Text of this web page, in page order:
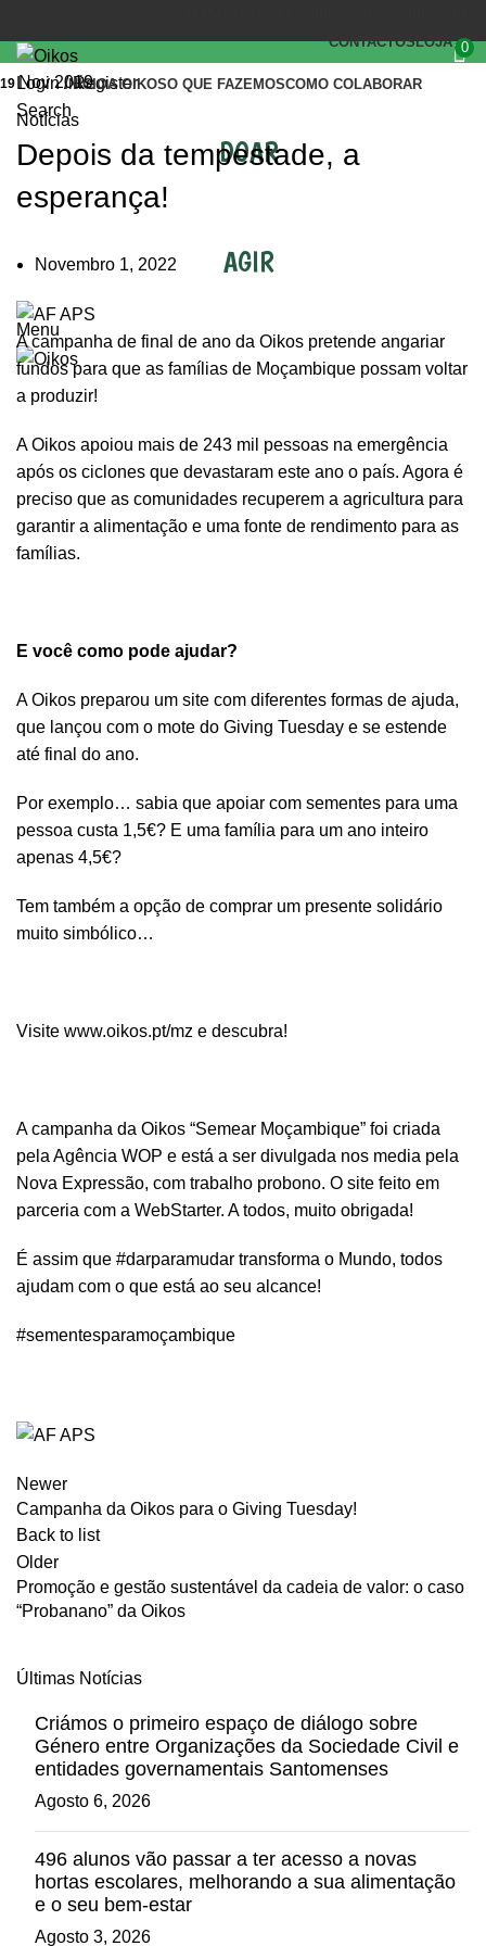
CONTACTOSLOJA 0
Login / Register
Search
INÍCIOA OIKOSO QUE FAZEMOSCOMO COLABORAR
DOAR
AGIR
Menu
Notícias
Depois da tempestade, a
esperança!
Novembro 1, 2022
19 Nov 2019
A campanha de final de ano da Oikos pretende angariar
fundos para que as famílias de Moçambique possam voltar
a produzir!
A Oikos apoiou mais de 243 mil pessoas na emergência
após os ciclones que devastaram este ano o país. Agora é
preciso que as comunidades recuperem a agricultura para
garantir a alimentação e uma fonte de rendimento para as
famílias.
E você como pode ajudar?
A Oikos preparou um site com diferentes formas de ajuda,
que lançou com o mote do Giving Tuesday e se estende
até final do ano.
Por exemplo… sabia que apoiar com sementes para uma
pessoa custa 1,5€? E uma família para um ano inteiro
apenas 4,5€?
Tem também a opção de comprar um presente solidário
muito simbólico…
Visite www.oikos.pt/mz e descubra!
A campanha da Oikos “Semear Moçambique” foi criada
pela Agência WOP e está a ser divulgada nos media pela
Nova Expressão, com trabalho probono. O site feito em
parceria com a WebStarter. A todos, muito obrigada!
É assim que #darparamudar transforma o Mundo, todos
ajudam com o que está ao seu alcance!
#sementesparamoçambique
Newer
Campanha da Oikos para o Giving Tuesday!
Back to list
Older
Promoção e gestão sustentável da cadeia de valor: o caso
“Probanano” da Oikos
Últimas Notícias
Criámos o primeiro espaço de diálogo sobre
Género entre Organizações da Sociedade Civil e
entidades governamentais Santomenses
Agosto 6, 2026
496 alunos vão passar a ter acesso a novas
hortas escolares, melhorando a sua alimentação
e o seu bem-estar
Agosto 3, 2026